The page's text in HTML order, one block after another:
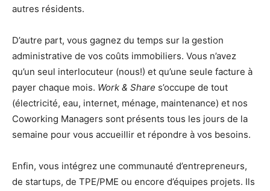
autres résidents.
D’autre part, vous gagnez du temps sur la gestion
administrative de vos coûts immobiliers. Vous n’avez
qu’un seul interlocuteur (nous!) et qu’une seule facture à
payer chaque mois. Work & Share s’occupe de tout
(électricité, eau, internet, ménage, maintenance) et nos
Coworking Managers sont présents tous les jours de la
semaine pour vous accueillir et répondre à vos besoins.
Enfin, vous intégrez une communauté d’entrepreneurs,
de startups, de TPE/PME ou encore d’équipes projets. Ils